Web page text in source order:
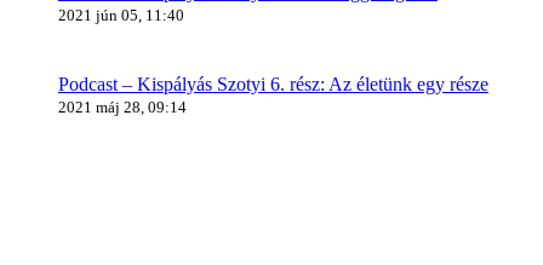
2021 jún 05, 11:40
Podcast – Kispályás Szotyi 6. rész: Az életünk egy része
2021 máj 28, 09:14